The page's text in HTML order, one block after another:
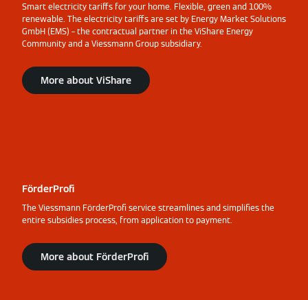
Smart electricity tariffs for your home. Flexible, green and 100%
renewable. The electricity tariffs are set by Energy Market Solutions
GmbH (EMS) – the contractual partner in the ViShare Energy
Community and a Viessmann Group subsidiary.
More about ViShare
FörderProfi
The Viessmann FörderProfi service streamlines and simplifies the
entire subsidies process, from application to payment.
More about FörderProfi